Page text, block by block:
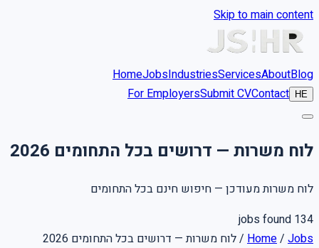
Skip to main content
HomeJobsIndustriesServicesAboutBlog
HE
For EmployersSubmit CVContact
לוח משרות — דרושים בכל התחומים 2026
לוח משרות מעודכן — חיפוש חינם בכל התחומים
134
jobs found
Home/ Jobs
/לוח משרות — דרושים בכל התחומים 2026